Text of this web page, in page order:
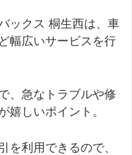
ックス 桐生西は、車
幅広いサービスを行
、急なトラブルや修
嬉しいポイント。
を利用できるので、